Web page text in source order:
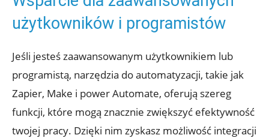
użytkowników i programistów
Jeśli jesteś zaawansowanym użytkownikiem lub
programistą, narzędzia ‌do‍ automatyzacji, takie jak
Zapier, Make i power Automate, oferują szereg
funkcji, które mogą znacznie ⁣zwiększyć efektywność
twojej pracy. Dzięki nim zyskasz możliwość integracji